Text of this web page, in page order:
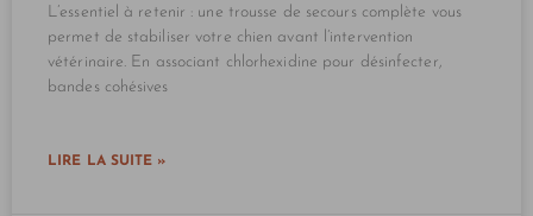
L’essentiel à retenir : une trousse de secours complète vous
permet de stabiliser votre chien avant l’intervention
vétérinaire. En associant chlorhexidine pour désinfecter,
bandes cohésives
LIRE LA SUITE »